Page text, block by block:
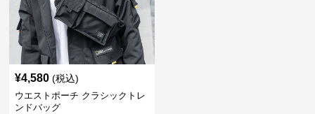
¥4,580 (税込)
ウエストポーチ クラシックトレ
ンドバッグ